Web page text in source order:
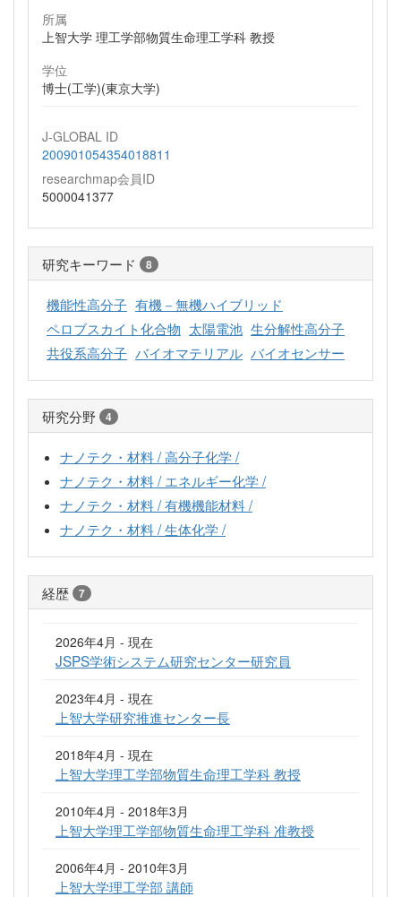
所属
上智大学 理工学部物質生命理工学科 教授
学位
博士(工学)(東京大学)
J-GLOBAL ID
200901054354018811
researchmap会員ID
5000041377
研究キーワード 8
機能性高分子 有機－無機ハイブリッド
ペロブスカイト化合物 太陽電池 生分解性高分子
共役系高分子 バイオマテリアル バイオセンサー
研究分野 4
ナノテク・材料 / 高分子化学 /
ナノテク・材料 / エネルギー化学 /
ナノテク・材料 / 有機機能材料 /
ナノテク・材料 / 生体化学 /
経歴 7
2026年4月 - 現在
JSPS学術システム研究センター研究員
2023年4月 - 現在
上智大学研究推進センター長
2018年4月 - 現在
上智大学理工学部物質生命理工学科 教授
2010年4月 - 2018年3月
上智大学理工学部物質生命理工学科 准教授
2006年4月 - 2010年3月
上智大学理工学部 講師